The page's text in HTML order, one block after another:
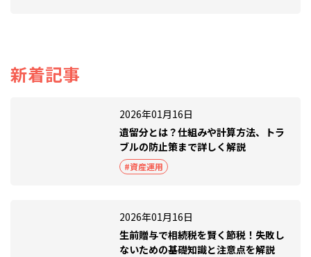
新着記事
2026年01月16日
遺留分とは？仕組みや計算方法、トラ
ブルの防止策まで詳しく解説
#資産運用
2026年01月16日
生前贈与で相続税を賢く節税！失敗し
ないための基礎知識と注意点を解説